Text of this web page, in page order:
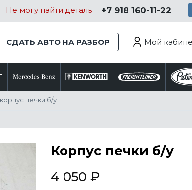
Не могу найти деталь +7 918 160-11-22
СДАТЬ АВТО НА РАЗБОР Мой
корпус печки б/у
Корпус печки б/у
4 050 ₽